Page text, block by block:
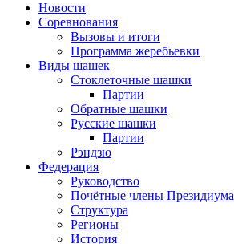
Новости
Соревнования
Вызовы и итоги
Программа жеребьевки
Виды шашек
Стоклеточные шашки
Партии
Обратные шашки
Русские шашки
Партии
Рэндзю
Федерация
Руководство
Почётные члены Президиума
Структура
Регионы
История